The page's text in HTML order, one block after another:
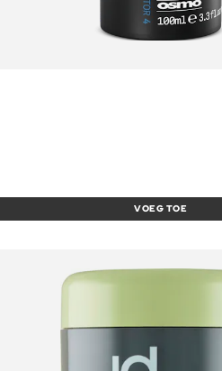
VOEG TOE